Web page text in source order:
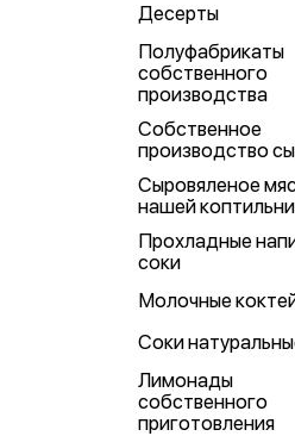
Десерты
Полуфабрикаты
собственного
производства
Собственное
производство
Сыровяленое
нашей коптильни
Прохладные
соки
Молочные
Соки
Лимонады
собственного
приготовления